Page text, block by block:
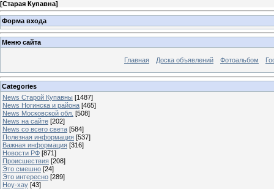
[Старая Купавна]
Форма входа
Меню сайта
Главная Доска объявлений Фотоальбом
Categories
News Старой Купавны [1487]
News Ногинска и района [465]
News Московской обл. [508]
News на сайте [202]
News со всего света [584]
Полезная информация [537]
Важная информация [316]
Новости РФ [871]
Происшествия [208]
Это смешно [24]
Это интересно [289]
Ноу-хау [43]